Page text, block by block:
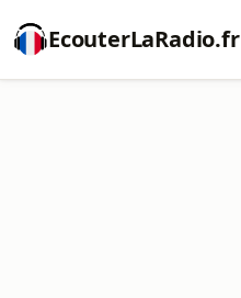
EcouterLaRadio.fr